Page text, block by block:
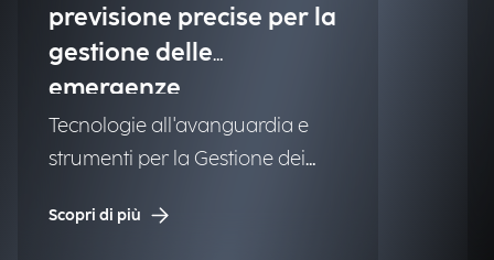
previsione precise per la
gestione delle
emergenze
Tecnologie all'avanguardia e
strumenti per la Gestione dei
Scopri di più